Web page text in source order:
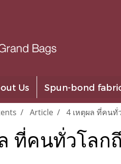
Us Spun-bond
Article 4 เหตุผล ที่คนทั่
ที่คนทั่วโลก